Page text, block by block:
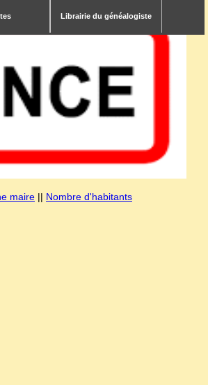
Librairie du généalogiste
maire || Nombre d'habitants